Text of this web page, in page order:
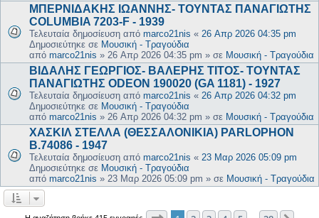
ΜΠΕΡΝΙΔΑΚΗΣ ΙΩΑΝΝΗΣ- ΤΟΥΝΤΑΣ ΠΑΝΑΓΙΩΤΗΣ
COLUMBIA 7203-F - 1939
Τελευταία δημοσίευση από marco21nis « 26 Απρ 2026 04:35 pm
Δημοσιεύτηκε σε Μουσική - Τραγούδια
από marco21nis » 26 Απρ 2026 04:35 pm » σε Μουσική - Τραγούδια
ΒΙΔΑΛΗΣ ΓΕΩΡΓΙΟΣ- ΒΑΛΕΡΗΣ ΤΙΤΟΣ- ΤΟΥΝΤΑΣ
ΠΑΝΑΓΙΩΤΗΣ ODEON 190020 (GA 1181) - 1927
Τελευταία δημοσίευση από marco21nis « 26 Απρ 2026 04:32 pm
Δημοσιεύτηκε σε Μουσική - Τραγούδια
από marco21nis » 26 Απρ 2026 04:32 pm » σε Μουσική - Τραγούδια
ΧΑΣΚΙΛ ΣΤΕΛΛΑ (ΘΕΣΣΑΛΟΝΙΚΙΑ) PARLOPHON
B.74086 - 1947
Τελευταία δημοσίευση από marco21nis « 23 Μαρ 2026 05:09 pm
Δημοσιεύτηκε σε Μουσική - Τραγούδια
από marco21nis » 23 Μαρ 2026 05:09 pm » σε Μουσική - Τραγούδια